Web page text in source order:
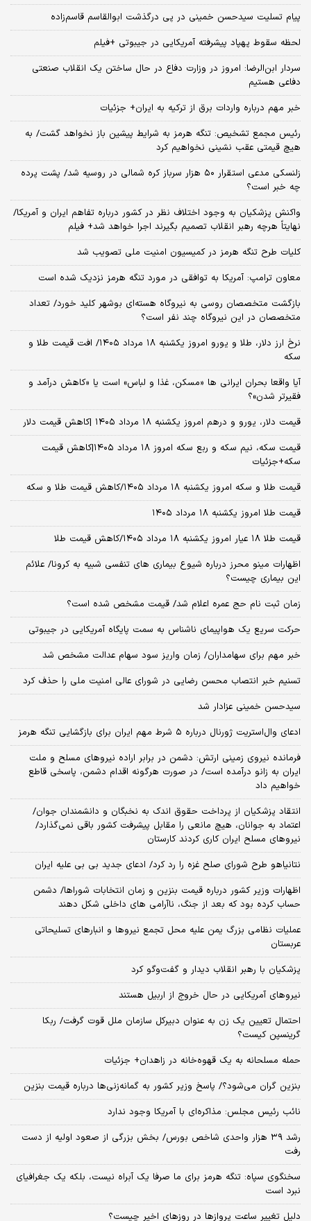
پیام تسلیت سیدحسن خمینی در پی درگذشت ابوالقاسم قاسم‌زاده
لحظه سقوط پهپاد پیشرفته آمریکایی در جیبوتی +فیلم
سردار ابن‌الرضا: امروز در وزارت دفاع در حال ساختن یک انقلاب صنعتی
دفاعی هستیم
خبر مهم درباره واردات برق از ترکیه به ایران+ جزئیات
رئیس مجمع تشخیص: تنگه هرمز به شرایط پیشین باز نخواهد گشت/ به
هیچ قیمتی عقب نشینی نخواهیم کرد
زلنسکی مدعی استقرار ۵۰ هزار سرباز کره‌ شمالی در روسیه شد/ پشت پرده
چه خبر است؟
واکنش پزشکیان به وجود اختلاف نظر در کشور درباره تفاهم ایران و آمریکا/
نهایتاً هرچه رهبر انقلاب تصمیم بگیرند اجرا خواهد شد+ فیلم
کلیات طرح تنگه هرمز در کمیسیون امنیت ملی تصویب شد
معاون ترامپ: آمریکا به توافقی در مورد تنگه هرمز نزدیک شده است
بازگشت متخصصان روسی به نیروگاه هسته‌ای بوشهر کلید خورد/ تعداد
متخصصان در این نیروگاه چند نفر است؟
نرخ ارز دلار، طلا و یورو امروز یکشنبه ۱۸ مرداد ۱۴۰۵/ افت قیمت طلا و
سکه
آیا واقعا بحران ایرانی ها «مسکن، غذا و لباس» است یا «کاهش درآمد و
فقیرتر شدن»؟
قیمت دلار، یورو و درهم امروز یکشنبه ۱۸ مرداد ۱۴۰۵ |کاهش قیمت دلار
قیمت سکه، نیم سکه و ربع سکه امروز ۱۸ مرداد ۱۴۰۵|کاهش قیمت
سکه+جزئیات
قیمت طلا و سکه امروز یکشنبه ۱۸ مرداد ۱۴۰۵/کاهش قیمت طلا و سکه
قیمت طلا امروز یکشنبه ۱۸ مرداد ۱۴۰۵
قیمت طلا ۱۸ عیار امروز یکشنبه ۱۸ مرداد ۱۴۰۵/کاهش قیمت طلا
اظهارات مینو محرز درباره شیوع بیماری‌ های تنفسی شبیه به کرونا/ علائم
این بیماری چیست؟
زمان ثبت‌ نام حج عمره اعلام شد/ قیمت مشخص شده است؟
حرکت سریع یک هواپیمای ناشناس به سمت پایگاه آمریکایی در جیبوتی
خبر مهم برای سهامداران/ زمان واریز سود سهام عدالت مشخص شد
تسنیم خبر انتصاب محسن رضایی در شورای عالی امنیت ملی را حذف کرد
سیدحسن خمینی عزادار شد
ادعای وال‌استریت ژورنال درباره ۵ شرط مهم ایران برای بازگشایی تنگه هرمز
فرمانده نیروی زمینی ارتش: دشمن در برابر اراده نیروهای مسلح و ملت
ایران به زانو درآمده است/ در صورت هرگونه اقدام دشمن، پاسخی قاطع
خواهیم داد
انتقاد پزشکیان از پرداخت حقوق اندک به نخبگان و دانشمندان جوان/
اعتماد به جوانان، هیچ مانعی را مقابل پیشرفت کشور باقی نمی‌گذارد/
نیروهای مسلح ایران کاری کردند کارستان
نتانیاهو طرح شورای صلح غزه را رد کرد/ ادعای جدید بی بی علیه ایران
اظهارات وزیر کشور درباره قیمت بنزین و زمان انتخابات شوراها/ دشمن
حساب کرده بود که بعد از جنگ، ناآرامی‌ های داخلی شکل دهند
عملیات نظامی بزرگ یمن علیه محل تجمع نیروها و انبارهای تسلیحاتی
عربستان
پزشکیان با رهبر انقلاب دیدار و گفت‌وگو کرد
نیروهای آمریکایی در حال خروج از اربیل هستند
احتمال تعیین یک زن به عنوان دبیرکل سازمان ملل قوت گرفت/ ربکا
گرینسپن کیست؟
حمله مسلحانه به یک قهوه‌خانه در زاهدان+ جزئیات
بنزین گران می‌شود؟/ پاسخ وزیر کشور به گمانه‌زنی‌ها درباره قیمت بنزین
نائب رئیس مجلس: مذاکره‌ای با آمریکا وجود ندارد
رشد ۳۹ هزار واحدی شاخص بورس/ بخش بزرگی از صعود اولیه از دست
رفت
سخنگوی سپاه: تنگه هرمز برای ما صرفا یک آبراه نیست، بلکه یک جغرافیای
نبرد است
دلیل تغییر ساعت پروازها در روزهای اخیر چیست؟